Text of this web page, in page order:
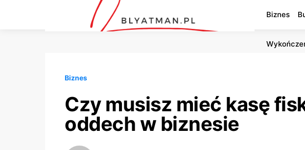
Biznes
Biznes
Czy musisz mieć kasę
oddech w biznesie